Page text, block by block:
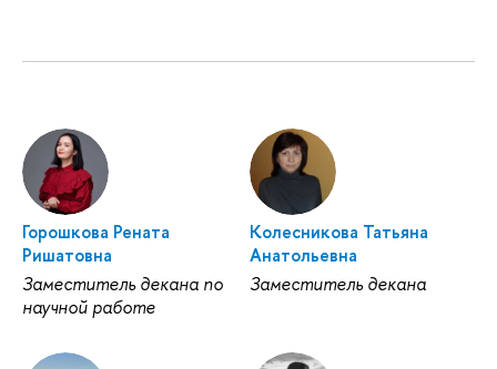
Горошкова Рената
Ришатовна
Заместитель декана по
научной работе
Колесникова Татьяна
Анатольевна
Заместитель декана